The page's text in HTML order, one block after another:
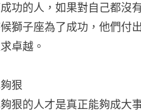
功的人，如果對自己都沒
獅子座為了成功，他們付
卓越。
狠
的人才是真正能夠成大